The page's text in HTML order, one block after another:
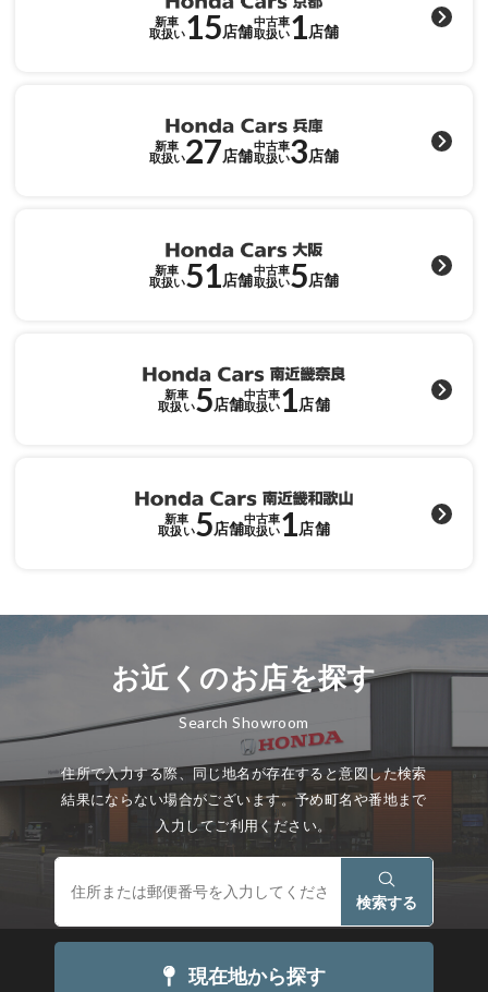
新車
取扱い15店舗
中古車
取扱い1店舗
新車
取扱い27店舗
中古車
取扱い3店舗
新車
取扱い51店舗
中古車
取扱い5店舗
新車
取扱い5店舗
中古車
取扱い1店舗
新車
取扱い5店舗
中古車
取扱い1店舗
お近くのお店を探す
Search Showroom
住所で入力する際、同じ地名が存在すると意図した検索
結果にならない場合がございます。予め町名や番地まで
入力してご利用ください。
検索する
現在地から探す